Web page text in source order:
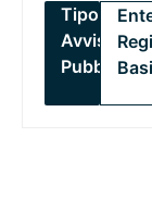
Tipo:
Avviso
Pubblico